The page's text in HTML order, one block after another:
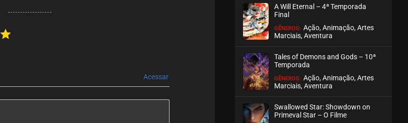
Acessar
A Will Eternal – 4ª Temporada
Final
GÊNEROS: Ação, Animação, Artes
Marciais, Aventura
Tales of Demons and Gods – 10ª
Temporada
GÊNEROS: Ação, Animação, Artes
Marciais, Aventura
Swallowed Star: Showdown on
Primeval Star – O Filme